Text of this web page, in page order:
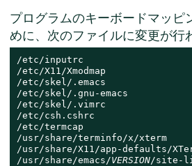
プログラムのキーボードマッピ
めに、次のファイルに変更が行
/etc/inputrc
/etc/X11/Xmodmap
/etc/skel/.emacs
/etc/skel/.gnu-emacs
/etc/skel/.vimrc
/etc/csh.cshrc
/etc/termcap
/usr/share/terminfo/x/xterm
/usr/share/X11/app-defaults/
/usr/share/emacs/VERSION/site-